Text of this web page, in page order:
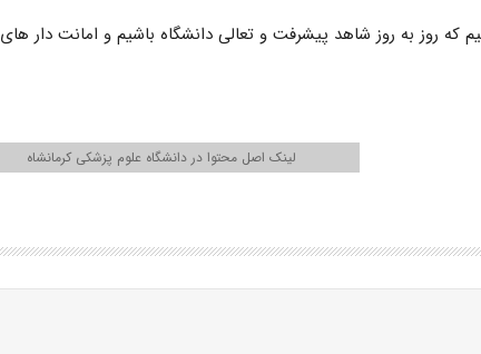
که روز به روز شاهد پیشرفت و تعالی دانشگاه باشیم و امانت دار های
لینک اصل محتوا در دانشگاه علوم پزشکی کرمانشاه